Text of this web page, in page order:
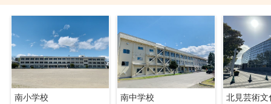
南小学校
南中学校
北見芸術文